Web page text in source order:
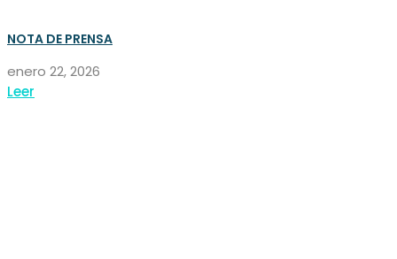
NOTA DE PRENSA
enero 22, 2026
Leer